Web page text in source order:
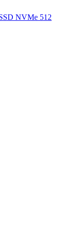
NVMe 512